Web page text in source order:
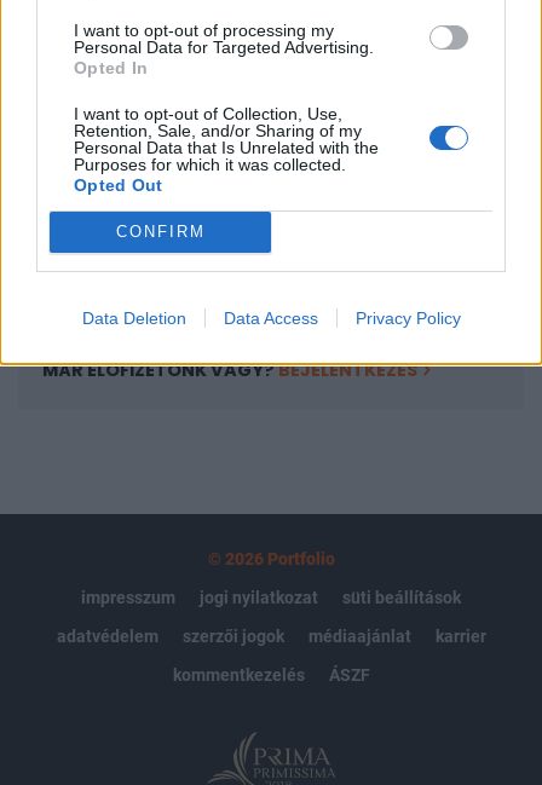
I want to opt-out of processing my
Personal Data for Targeted Advertising.
Opted In
I want to opt-out of Collection, Use,
Retention, Sale, and/or Sharing of my
Personal Data that Is Unrelated with the
Purposes for which it was collected.
Opted Out
CONFIRM
Data Deletion Data Access Privacy Policy
A keresett cikk a portfolio.hu hírarchívumához
tartozik, melynek olvasása előfizetéses
Az előfizetés a következőket tartalmazza:
Portfolio.hu teljes cikkarchívum
Kötéslisták: BÉT elmúlt 2 év napon belüli
kötéslistái
MÁR ELŐFIZETŐNK VAGY?BEJELENTKEZÉS
© 2026 Portfolio
impresszum
jogi nyilatkozat
süti beállítások
adatvédelem
szerzői jogok médiaajánlat
karrier
kommentkezelés
ÁSZF